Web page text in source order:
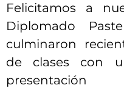
Felicitamos a
Diplomado
culminaron
de clases con
presentación